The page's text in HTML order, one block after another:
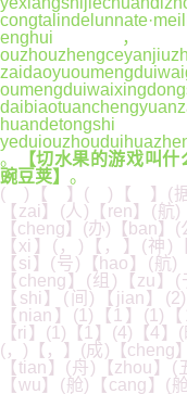
enghui，
。
【切水果的游戏叫
豌豆荚】 。
( )【 】( )【 】(据)
【zai】(人)【ren】(
【cheng】(办)【ban
【xi】(，)【，】(神)
【si】(号)【hao】(航
【cheng】(组)【zu
【shi】(间)【jian】
【nian】(1)【1】(1)
【ri】(1)【1】(4)【4
(，)【，】(成)【cheng
【tian】(舟)【zhou】
【wu】(舱)【cang】(